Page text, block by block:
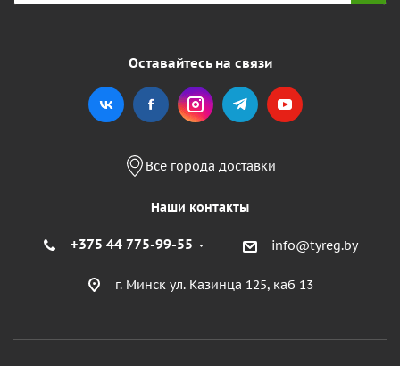
Оставайтесь на связи
Все города доставки
Наши контакты
+375 44 775-99-55 info@tyreg.by
г. Минск ул. Казинца 125, каб 13